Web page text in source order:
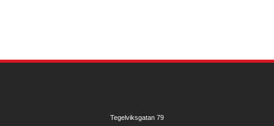
Tegelviksgatan 79